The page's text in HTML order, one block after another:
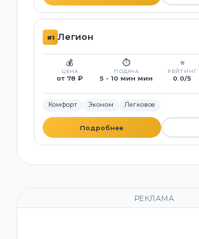
#1 Легион
💰
ЦЕНА
от 78 ₽
⏱️
ПОДАЧА
5 - 10 мин мин
⭐
РЕЙТИНГ
0.0/5
Комфорт Эконом Легковое
Подробнее
РЕКЛАМА